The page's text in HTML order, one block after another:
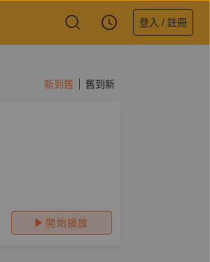
登入 / 註冊
新到舊 舊到新
#社會 #台灣
開始播放